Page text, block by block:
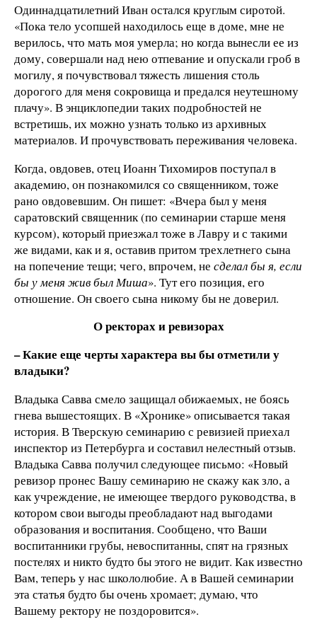
Одиннадцатилетний Иван остался круглым сиротой.
«Пока тело усопшей находилось еще в доме, мне не
верилось, что мать моя умерла; но когда вынесли ее из
дому, совершали над нею отпевание и опускали гроб в
могилу, я почувствовал тяжесть лишения столь
дорогого для меня сокровища и предался неутешному
плачу». В энциклопедии таких подробностей не
встретишь, их можно узнать только из архивных
материалов. И прочувствовать переживания человека.
Когда, овдовев, отец Иоанн Тихомиров поступал в
академию, он познакомился со священником, тоже
рано овдовевшим. Он пишет: «Вчера был у меня
саратовский священник (по семинарии старше меня
курсом), который приезжал тоже в Лавру и с такими
же видами, как и я, оставив притом трехлетнего сына
на попечение тещи; чего, впрочем, не сделал бы я, если
бы у меня жив был Миша». Тут его позиция, его
отношение. Он своего сына никому бы не доверил.
О ректорах и ревизорах
– Какие еще черты характера вы бы отметили у
владыки?
Владыка Савва смело защищал обижаемых, не боясь
гнева вышестоящих. В «Хронике» описывается такая
история. В Тверскую семинарию с ревизией приехал
инспектор из Петербурга и составил нелестный отзыв.
Владыка Савва получил следующее письмо: «Новый
ревизор пронес Вашу семинарию не скажу как зло, а
как учреждение, не имеющее твердого руководства, в
котором свои выгоды преобладают над выгодами
образования и воспитания. Сообщено, что Ваши
воспитанники грубы, невоспитанны, спят на грязных
постелях и никто будто бы этого не видит. Как известно
Вам, теперь у нас школолюбие. А в Вашей семинарии
эта статья будто бы очень хромает; думаю, что
Вашему ректору не поздоровится».